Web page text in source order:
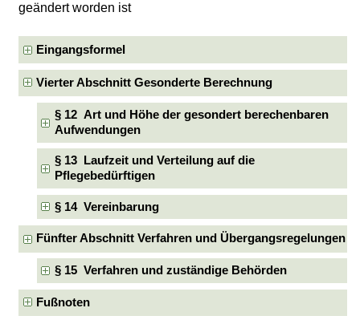
geändert worden ist
Eingangsformel
Vierter Abschnitt Gesonderte Berechnung
§ 12 Art und Höhe der gesondert berechenbaren
Aufwendungen
§ 13 Laufzeit und Verteilung auf die
Pflegebedürftigen
§ 14 Vereinbarung
Fünfter Abschnitt Verfahren und Übergangsregelungen
§ 15 Verfahren und zuständige Behörden
Fußnoten